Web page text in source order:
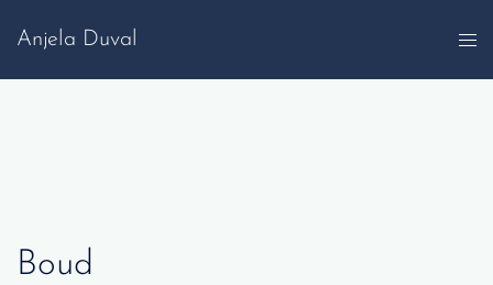
Anjela Duval
Boud